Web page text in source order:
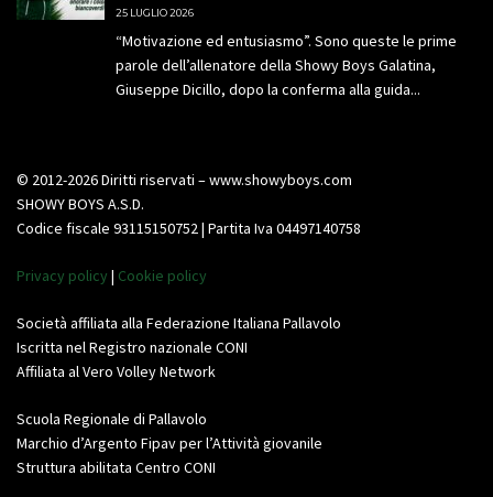
25 LUGLIO 2026
“Motivazione ed entusiasmo”. Sono queste le prime
parole dell’allenatore della Showy Boys Galatina,
Giuseppe Dicillo, dopo la conferma alla guida...
© 2012-2026 Diritti riservati – www.showyboys.com
SHOWY BOYS A.S.D.
Codice fiscale 93115150752 | Partita Iva 04497140758
Privacy policy | Cookie policy
Società affiliata alla Federazione Italiana Pallavolo
Iscritta nel Registro nazionale CONI
Affiliata al Vero Volley Network
Scuola Regionale di Pallavolo
Marchio d’Argento Fipav per l’Attività giovanile
Struttura abilitata Centro CONI